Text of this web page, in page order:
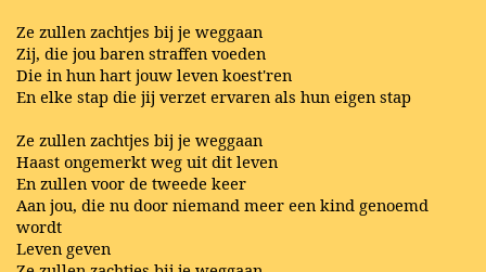
Ze zullen zachtjes bij je weggaan
Zij, die jou baren straffen voeden
Die in hun hart jouw leven koest'ren
En elke stap die jij verzet ervaren als hun eigen stap
Ze zullen zachtjes bij je weggaan
Haast ongemerkt weg uit dit leven
En zullen voor de tweede keer
Aan jou, die nu door niemand meer een kind genoemd
wordt
Leven geven